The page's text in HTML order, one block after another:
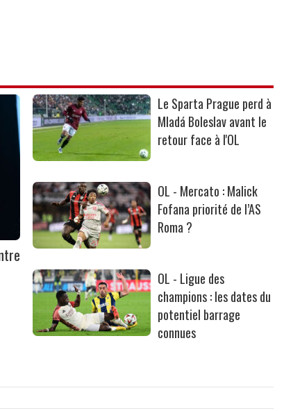
Le Sparta Prague perd à
Mladá Boleslav avant le
retour face à l'OL
OL - Mercato : Malick
Fofana priorité de l’AS
Roma ?
OL - Ligue des
champions : les dates du
potentiel barrage
connues